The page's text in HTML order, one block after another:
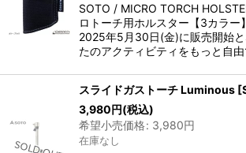
SOTO / MICRO TORCH
ロトーチ用ホルスター【3カラー
2025年5月30日(金)に販売開始
たのアクティビティをもっと自
スライドガストーチ Luminous [
3,980円(税込)
希望小売価格: 3,980円
在庫なし